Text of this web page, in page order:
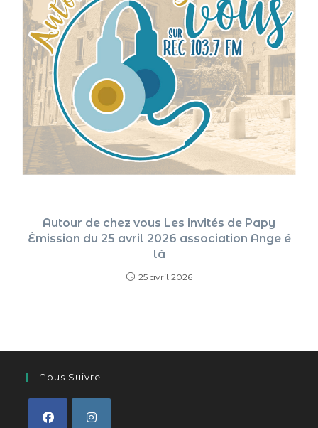
Autour de chez vous Les invités de Papy
Émission du 25 avril 2026 association Ange é
là
25 avril 2026
Nous Suivre